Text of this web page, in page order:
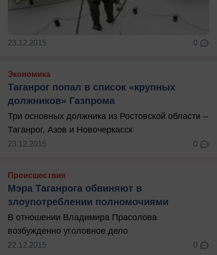
23.12.2015 0
Экономика
Таганрог попал в список «крупных
должников» Газпрома
Три основных должника из Ростовской области –
Таганрог, Азов и Новочеркасск
23.12.2015 0
Происшествия
Мэра Таганрога обвиняют в
злоупотреблении полномочиями
В отношении Владимира Прасолова
возбужденно уголовное дело
22.12.2015 0